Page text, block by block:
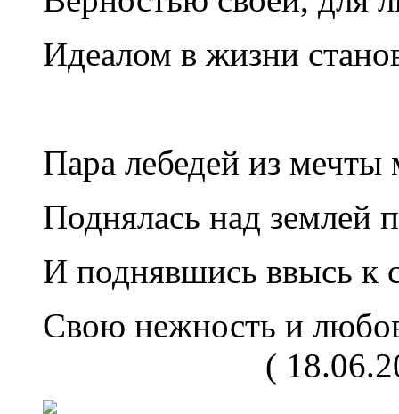
Идеалом в жизни
Пара лебедей из мечты
Поднялась над землей
И поднявшись ввысь к
Свою
(